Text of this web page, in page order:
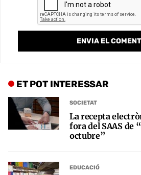
ET POT INTERESSAR
SOCIETAT
La recepta
fora del SAAS de
octubre”
EDUCACIÓ